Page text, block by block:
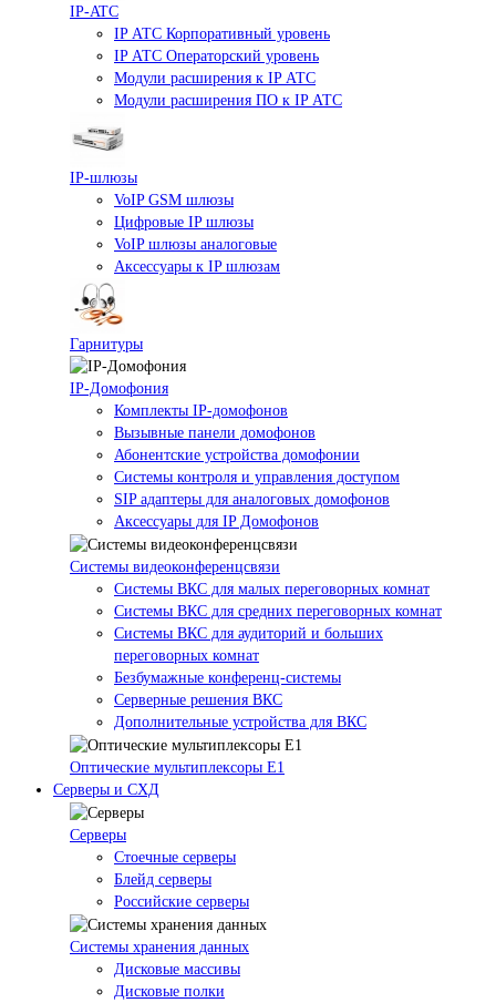
IP-ATC
IP АТС Корпоративный уровень
IP АТС Операторский уровень
Модули расширения к IP АТС
Модули расширения ПО к IP АТС
IP-шлюзы
VoIP GSM шлюзы
Цифровые IP шлюзы
VoIP шлюзы аналоговые
Аксессуары к IP шлюзам
Гарнитуры
IP-Домофония
Комплекты IP-домофонов
Вызывные панели домофонов
Абонентские устройства домофонии
Системы контроля и управления доступом
SIP адаптеры для аналоговых домофонов
Аксессуары для IP Домофонов
Системы видеоконференцсвязи
Системы ВКС для малых переговорных комнат
Системы ВКС для средних переговорных комнат
Системы ВКС для аудиторий и больших
переговорных комнат
Безбумажные конференц-системы
Серверные решения ВКС
Дополнительные устройства для ВКС
Оптические мультиплексоры Е1
Серверы и СХД
Серверы
Стоечные серверы
Блейд серверы
Российские серверы
Системы хранения данных
Дисковые массивы
Дисковые полки